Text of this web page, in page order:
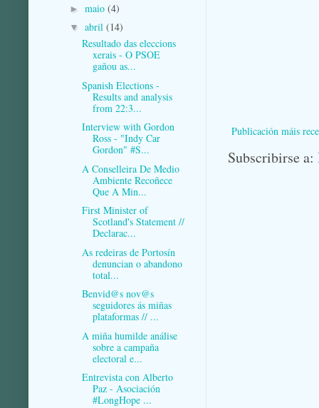
Publicación máis
Subscribirse a:
► maio (4)
▼ abril (14)
Resultado das eleccions
xerais - O PSOE
gañou as...
Spanish Elections -
Results and analysis
from 22:3...
Interview with Gordon
Ross - "Indy Car
Gordon" #S...
A Conselleira De Medio
Ambiente Recoñece
Que A Min...
First Minister of
Scotland's Statement //
Declarac...
As redeiras de Portosín
denuncian o abandono
total...
Benvid@s nov@s
seguidores ás miñas
plataformas // ...
A miña humilde análise
sobre a campaña
electoral e...
Entrevista con Alberto
Paz - Asociación
#LongHope ...